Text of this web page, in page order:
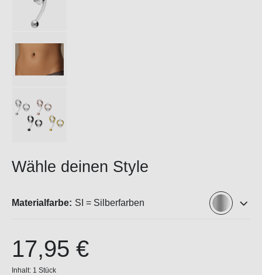
Wähle deinen Style
Materialfarbe: SI = Silberfarben
17,95 €
Inhalt: 1 Stück